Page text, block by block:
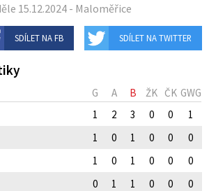
15.12.2024 - Maloměřice
SDÍLET NA FB SDÍLET NA TWITTER
G A B ŽK ČK GWG
1 2 3 0 0
1
1 0 1 0 0
0
1 0 1 0 0
0
0 1 1 0 0
0